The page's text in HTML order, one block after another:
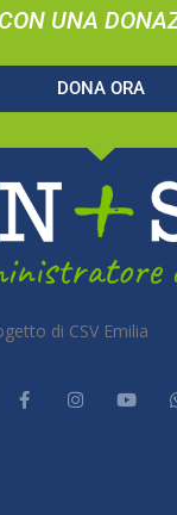
UNA
DONA ORA
di CSV Emilia